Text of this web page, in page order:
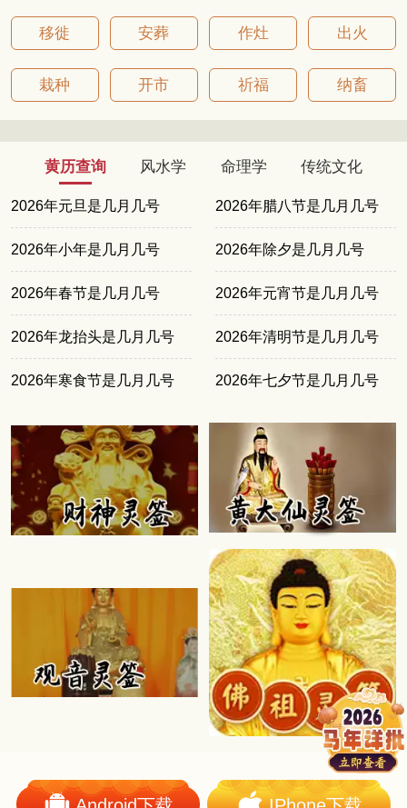
移徙 安葬 作灶 出火
栽种 开市 祈福 纳畜
黄历查询 风水学 命理学 传统文化
2026年元旦是几月几号 2026年腊八节是几月几号
2026年小年是几月几号 2026年除夕是几月几号
2026年春节是几月几号 2026年元宵节是几月几号
2026年龙抬头是几月几号 2026年清明节是几月几号
2026年寒食节是几月几号 2026年七夕节是几月几号